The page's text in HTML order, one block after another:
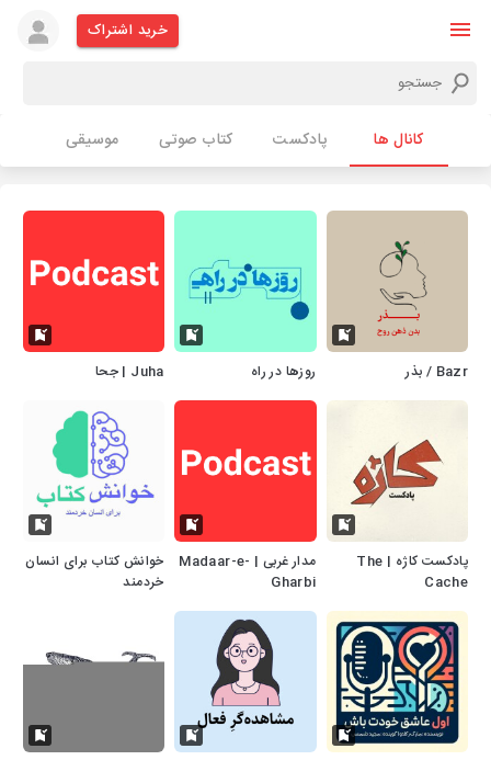
خرید اشتراک
کانال ها پادکست کتاب صوتی موسیقی
Bazr / بذر روزها در راه Juha | جحا
پادکست کاژه | The
Cache
مدار غربی | Madaar-e-
Gharbi
خوانش کتاب برای انسان
خردمند